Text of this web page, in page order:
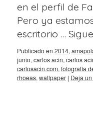
en el perfil de
Pero ya
escritorio …
Publicado en 2014,
junio, carlos acin, carlos
carlosacin.com, fotografía
rhoeas, wallpaper | Deja